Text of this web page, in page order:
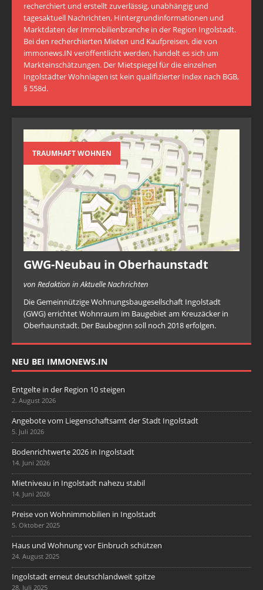
recherchiert und erstellt zuverlässig, unabhängig und
tagesaktuell Nachrichten, Hintergrundinformationen und
Marktdaten der Immobilienbranche in der Region Ingolstadt.
Bei den recherchierten Mieten und Kaufpreisen, die von
immonews.IN veröffentlicht werden, handelt es sich um
Markteinschätzungen. Der Mietspiegel für die einzelnen
Ingolstädter Wohnlagen ist kein qualifizierter Index nach BGB,
§ 558d.
TRAUMHAFT WOHNEN
GWG-Neubau in Oberhaunstadt
von Redaktion in Aktuelle Nachrichten
Die Gemeinnützige Wohnungsbaugesellschaft Ingolstadt
(GWG) errichtet Wohnraum im Baugebiet am Kreuzäcker in
Oberhaunstadt. Der Baubeginn soll noch 2018 erfolgen.
NEU BEI IMMONEWS.IN
Entgelte in der Region 10 steigen
2. August 2026
Angebote vom Liegenschaftsamt der Stadt Ingolstadt
5. Juli 2026
Bodenrichtwerte 2026 in Ingolstadt
14. Juni 2026
Mietniveau in Ingolstadt nahezu stabil
14. Juni 2026
Preise von Wohnimmobilien in Ingolstadt
5. Oktober 2025
Haus und Wohnung vor Einbruch schützen
24. August 2025
Ingolstadt erneut deutschlandweit spitze
28. Juli 2025